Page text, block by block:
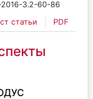
3.2-60-86
статьи PDF